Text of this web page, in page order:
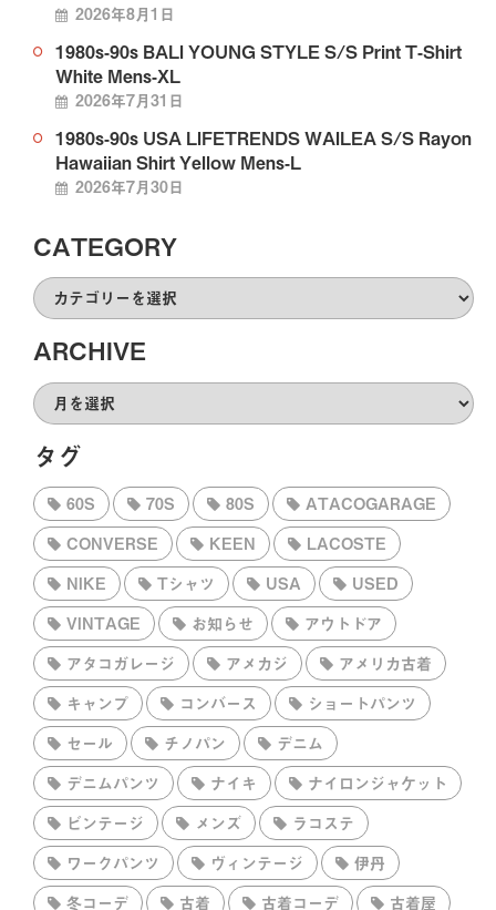
2026年8月1日
1980s-90s BALI YOUNG STYLE S/S Print T-Shirt
White Mens-XL
2026年7月31日
1980s-90s USA LIFETRENDS WAILEA S/S Rayon
Hawaiian Shirt Yellow Mens-L
2026年7月30日
CATEGORY
CATEGORY
ARCHIVE
ARCHIVE
タグ
60S 70S 80S
ATACOGARAGE
CONVERSE
KEEN
LACOSTE
NIKE
Tシャツ USA
USED
VINTAGE
お知らせ
アウトドア
アタコガレージ
アメカジ
アメリカ古着
キャンプ
コンバース
ショートパンツ
セール
チノパン
デニム
デニムパンツ
ナイキ
ナイロンジャケット
ビンテージ
メンズ
ラコステ
ワークパンツ
ヴィンテージ
伊丹
冬コーデ
古着 古着コーデ
古着屋